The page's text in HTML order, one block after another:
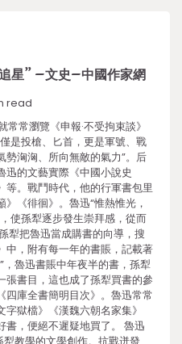
星” –文史–中國作家網
read
常瀏覽《申報·不受拘束談》
是投槍、匕首，更是軍號、戰
洶洶、所向無敵的氣力”。后
迅的文藝實際《中國小說史
等。戰鬥時代，他的行軍書包里
《徘徊》。魯迅“惟熱惟光，
使孫犁逐步發生崇拜感，從而
犁把魯迅當成購書的向導，搜
中，附有每一年的書賬，記載著
魯迅書賬中年夜半的書，孫犁
張書目，這也成了孫犁買書的參
四庫全書簡明目次》。魯迅常常
獄檔》《漢魏六朝名家集》
書，便絕不遲疑地買了。 魯迅
教學的文學創作。抗戰迸發